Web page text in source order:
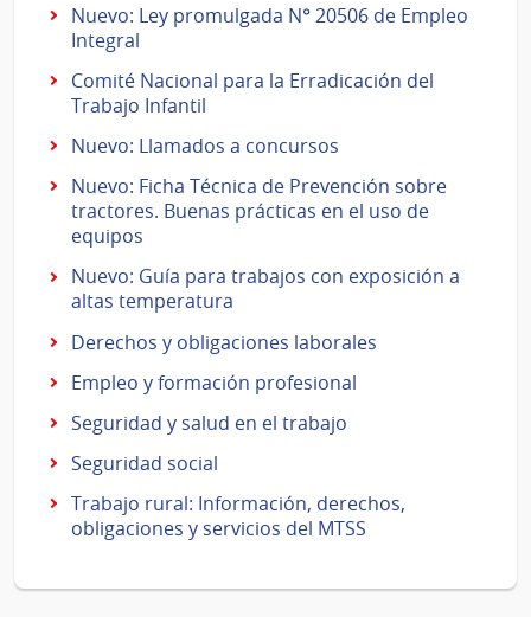
Nuevo: Ley promulgada N° 20506 de Empleo
Integral
Comité Nacional para la Erradicación del
Trabajo Infantil
Nuevo: Llamados a concursos
Nuevo: Ficha Técnica de Prevención sobre
tractores. Buenas prácticas en el uso de
equipos
Nuevo: Guía para trabajos con exposición a
altas temperatura
Derechos y obligaciones laborales
Empleo y formación profesional
Seguridad y salud en el trabajo
Seguridad social
Trabajo rural: Información, derechos,
obligaciones y servicios del MTSS